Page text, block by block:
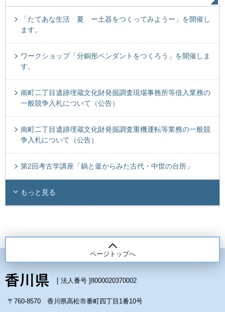
「たてあな生活 夏 ー土器をつくってみようー」を開催し
ます。
ワークショップ「分銅形ペンダントをつくろう」を開催しま
す。
南町二丁目遺跡埋蔵文化財発掘調査現場事務所等借入業務の
一般競争入札について（公告）
南町二丁目遺跡埋蔵文化財発掘調査重機運転等業務の一般競
争入札について（公告）
第2回考古学講座「鍋と釜からみた古代・中世の台所」
もっと見る
ページトップへ
[ 法人番号 ]8000020370002
〒760-8570 香川県高松市番町四丁目1番10号